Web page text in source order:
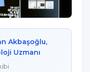
Akbaşoğlu,
Uzmanı